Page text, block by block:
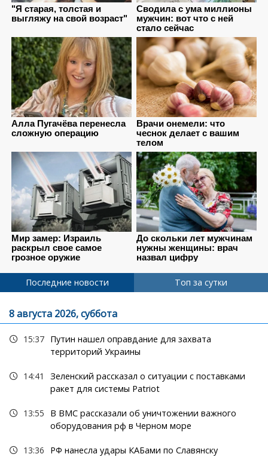
Последние новости Топ за сутки
8 августа 2026, суббота
15:37 Путин нашел оправдание для захвата
территорий Украины
14:41
Зеленский рассказал о ситуации с поставками
ракет для системы Patriot
13:55
В ВМС рассказали об уничтожении важного
оборудования рф в Черном море
13:36 РФ нанесла удары КАБами по Славянску